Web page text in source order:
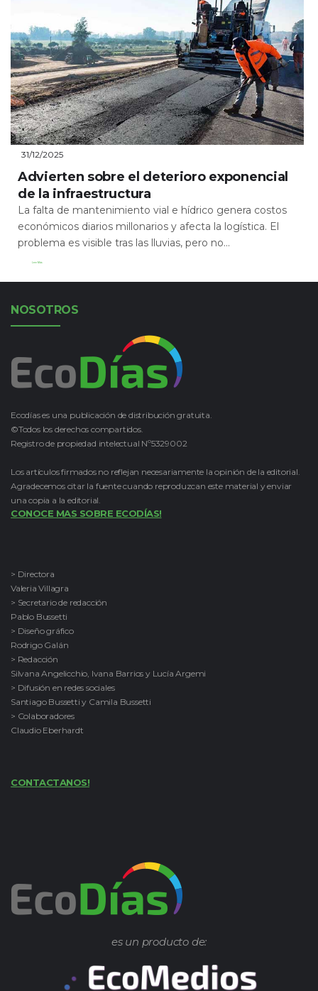
31/12/2025
Advierten sobre el deterioro exponencial
de la infraestructura
La falta de mantenimiento vial e hídrico genera costos
económicos diarios millonarios y afecta la logística. El
problema es visible tras las lluvias, pero no...
Leer Más
NOSOTROS
Ecodías es una publicación de distribución gratuita.
©Todos los derechos compartidos.
Registro de propiedad intelectual Nº5329002
Los artículos firmados no reflejan necesariamente la opinión de la editorial.
Agradecemos citar la fuente cuando reproduzcan este material y enviar
una copia a la editorial.
CONOCE MAS SOBRE ECODÍAS!
> Directora
Valeria Villagra
> Secretario de redacción
Pablo Bussetti
> Diseño gráfico
Rodrigo Galán
> Redacción
Silvana Angelicchio, Ivana Barrios y Lucía Argemi
> Difusión en redes sociales
Santiago Bussetti y Camila Bussetti
> Colaboradores
Claudio Eberhardt
CONTACTANOS!
es un producto de: